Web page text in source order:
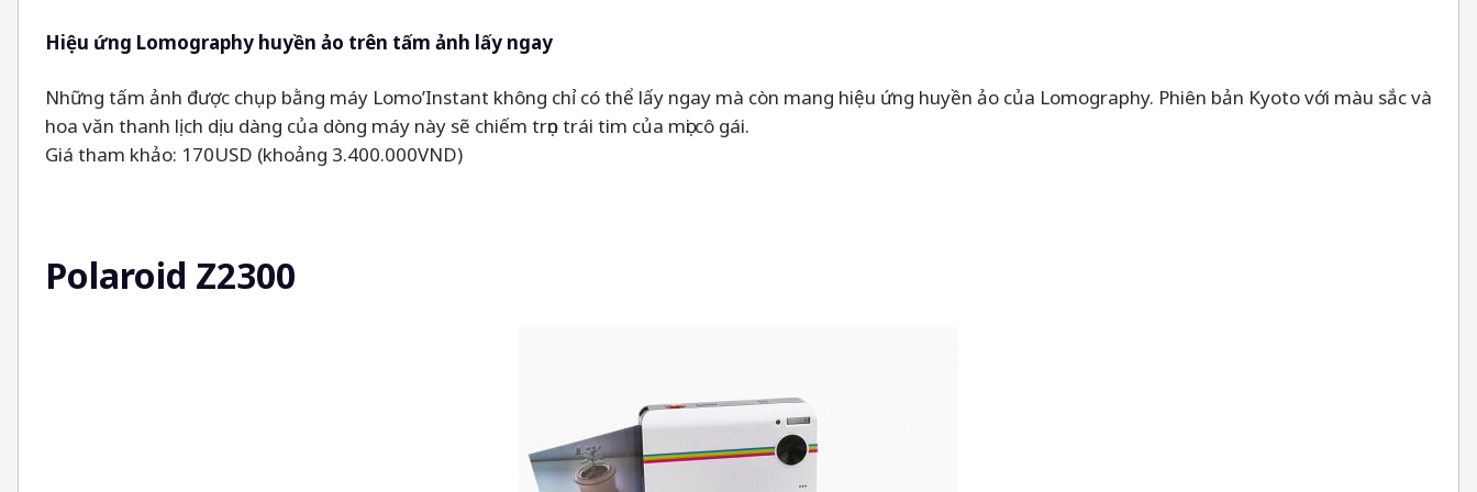
Hiệu ứng Lomography huyền ảo trên tấm ảnh lấy ngay
Những tấm ảnh được chụp bằng máy Lomo’Instant không chỉ có thể lấy ngay mà còn mang hiệu ứng huyền ảo của Lomography. Phiên bản Kyoto với màu sắc và
hoa văn thanh lịch dịu dàng của dòng máy này sẽ chiếm trọn trái tim của mọi cô gái.
Giá tham khảo: 170USD (khoảng 3.400.000VND)
Polaroid Z2300